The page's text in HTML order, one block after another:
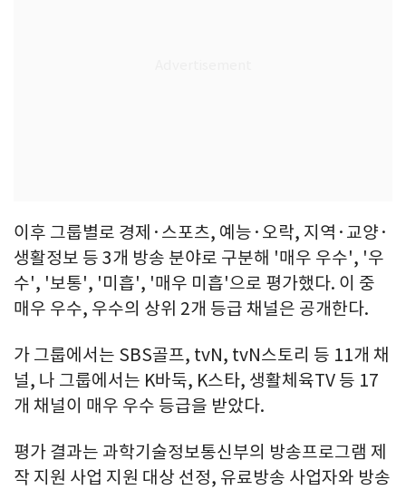
이후 그룹별로 경제·스포츠, 예능·오락, 지역·교양·
생활정보 등 3개 방송 분야로 구분해 '매우 우수', '우
수', '보통', '미흡', '매우 미흡'으로 평가했다. 이 중
매우 우수, 우수의 상위 2개 등급 채널은 공개한다.
가 그룹에서는 SBS골프, tvN, tvN스토리 등 11개 채
널, 나 그룹에서는 K바둑, K스타, 생활체육TV 등 17
개 채널이 매우 우수 등급을 받았다.
평가 결과는 과학기술정보통신부의 방송프로그램 제
작 지원 사업 지원 대상 선정, 유료방송 사업자와 방송